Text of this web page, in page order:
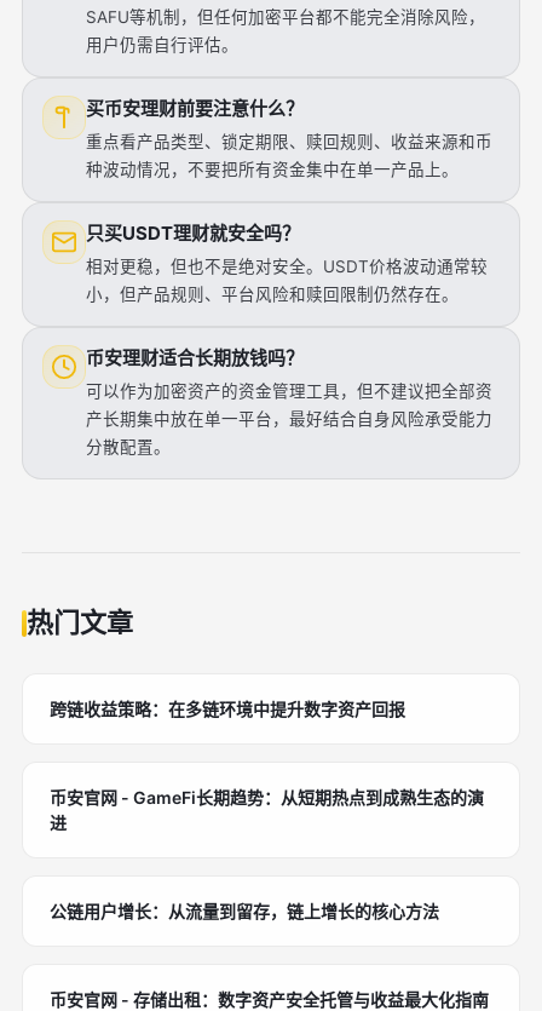
SAFU等机制，但任何加密平台都不能完全消除风险，
用户仍需自行评估。
买币安理财前要注意什么？
重点看产品类型、锁定期限、赎回规则、收益来源和币
种波动情况，不要把所有资金集中在单一产品上。
只买USDT理财就安全吗？
相对更稳，但也不是绝对安全。USDT价格波动通常较
小，但产品规则、平台风险和赎回限制仍然存在。
币安理财适合长期放钱吗？
可以作为加密资产的资金管理工具，但不建议把全部资
产长期集中放在单一平台，最好结合自身风险承受能力
分散配置。
热门文章
跨链收益策略：在多链环境中提升数字资产回报
币安官网 - GameFi长期趋势：从短期热点到成熟生态的演
进
公链用户增长：从流量到留存，链上增长的核心方法
币安官网 - 存储出租：数字资产安全托管与收益最大化指南